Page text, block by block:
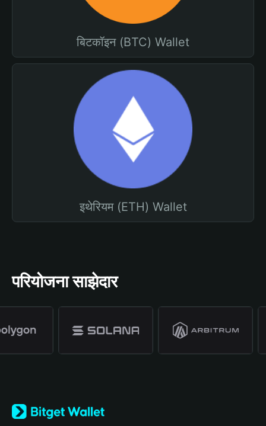
बिटकॉइन (BTC) Wallet
इथेरियम (ETH) Wallet
परियोजना साझेदार